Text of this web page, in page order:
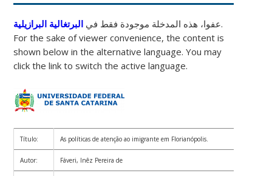
عفوا، هذه المدخلة موجودة فقط في البرتغالية البرازيلية
.
For the sake of viewer convenience, the content is
shown below in the alternative language. You may
click the link to switch the active language.
Título: As políticas de atenção ao imigrante em Florianópolis.
Autor: Fáveri, Inêz Pereira de